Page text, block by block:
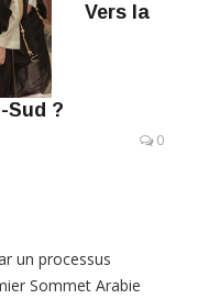
Vers la
Sud ?
0
un processus
Sommet Arabie